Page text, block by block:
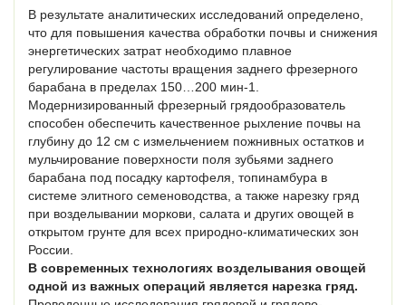
В результате аналитических исследований определено,
что для повышения качества обработки почвы и снижения
энергетических затрат необходимо плавное
регулирование частоты вращения заднего фрезерного
барабана в пределах 150…200 мин‑1.
Модернизированный фрезерный грядообразователь
способен обеспечить качественное рыхление почвы на
глубину до 12 см с измельчением пожнивных остатков и
мульчирование поверхности поля зубьями заднего
барабана под посадку картофеля, топинамбура в
системе элитного семеноводства, а также нарезку гряд
при возделывании моркови, салата и других овощей в
открытом грунте для всех природно-климатических зон
России.
В современных технологиях возделывания овощей
одной из важных операций является нарезка гряд.